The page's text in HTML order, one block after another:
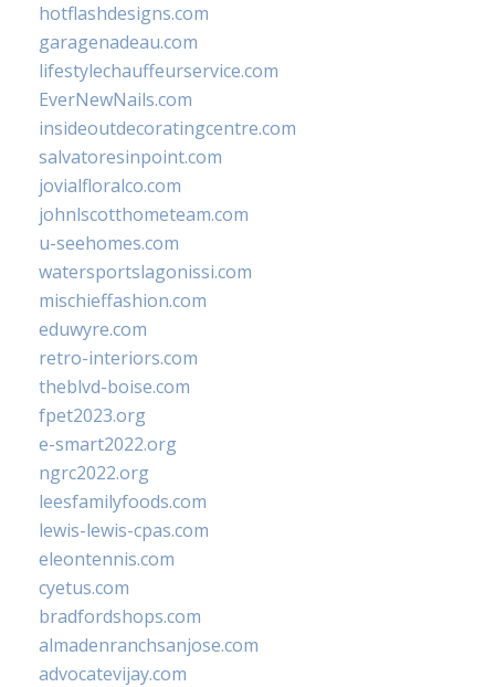
hotflashdesigns.com
garagenadeau.com
lifestylechauffeurservice.com
EverNewNails.com
insideoutdecoratingcentre.com
salvatoresinpoint.com
jovialfloralco.com
johnlscotthometeam.com
u-seehomes.com
watersportslagonissi.com
mischieffashion.com
eduwyre.com
retro-interiors.com
theblvd-boise.com
fpet2023.org
e-smart2022.org
ngrc2022.org
leesfamilyfoods.com
lewis-lewis-cpas.com
eleontennis.com
cyetus.com
bradfordshops.com
almadenranchsanjose.com
advocatevijay.com